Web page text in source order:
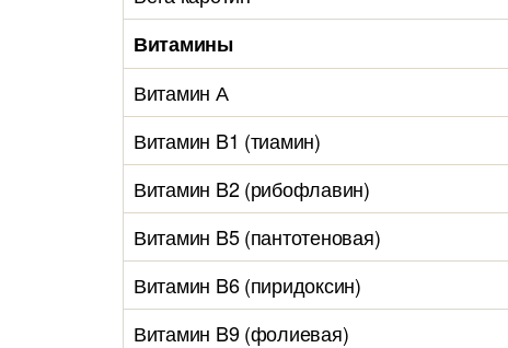
Витамины
Витамин А
Витамин B1 (тиамин)
Витамин B2 (рибофлавин)
Витамин B5 (пантотеновая)
Витамин B6 (пиридоксин)
Витамин B9 (фолиевая)